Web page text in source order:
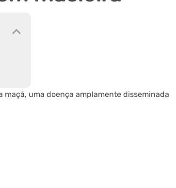
uma doença amplamente disseminada